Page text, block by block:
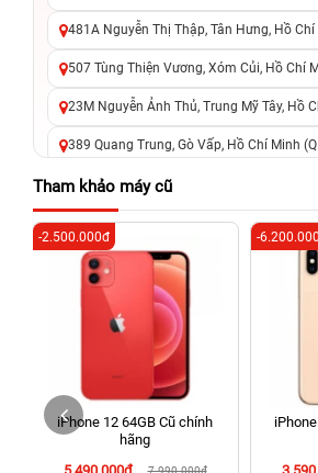
481A Nguyễn Thị Thập, Tân Hưng, Hồ
507 Tùng Thiện Vương, Xóm Củi, Hồ Chí
23M Nguyễn Ảnh Thủ, Trung Mỹ Tây, Hồ
389 Quang Trung, Gò Vấp, Hồ Chí Minh
625 - 625A Âu Cơ, Tân Phú, Hồ Chí Minh
326 Lê Văn Việt, Tăng Nhơn Phú, Hồ Chí
Đức cũ)
256 Võ Văn Ngân, Thủ Đức, Hồ Chí Minh
Đức Cũ)
70 Nguyễn An Ninh, Dĩ An, Hồ Chí Minh
24h Vũng Tàu: 162A Ba Cu, Vũng Tàu, Hồ
Tàu cũ)
198 Hoàng Văn Thụ, Tân Sơn Nhất, Hồ
Tham khảo máy cũ
iPhone 12 64GB Cũ chính
hãng
7.990.000đ
-2.500.000đ -